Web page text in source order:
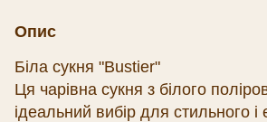
Опис
Біла сукня "Bustier"
Ця чарівна сукня з білого
ідеальний вибір для стильного і